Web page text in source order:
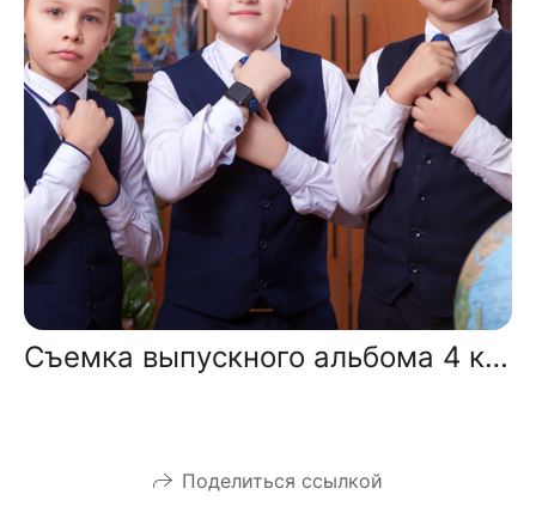
Съемка выпускного альбома 4 класса в школе
Поделиться ссылкой